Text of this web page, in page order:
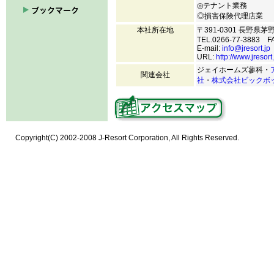
◎テナント業務
◎損害保険代理店業
本社所在地
〒391-0301 長野県茅
TEL.0266-77-3883
E-mail: info@jresort.jp
URL: http://
関連会社
ジェイホームズ蓼科・
社 ・ 株式会社ビックボ
Copyright(C) 2002-2008 J-Resort Corporation, All Rights Reserved.